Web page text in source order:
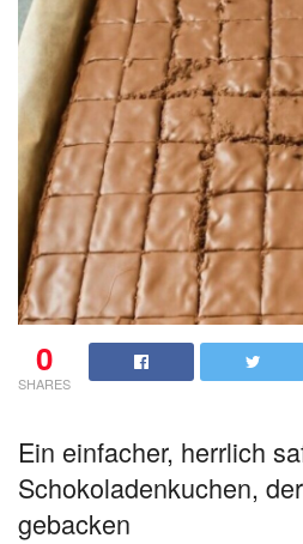
0
SHARES
Ein einfacher, herrlich
Schokoladenkuchen,
gebacken